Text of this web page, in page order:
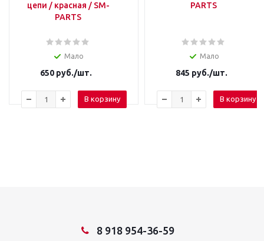
цепи / красная / SM-
PARTS
Мало
650 руб./шт.
В корзину
PARTS
Мало
845 руб./шт.
В корзину
8 918 954-36-59